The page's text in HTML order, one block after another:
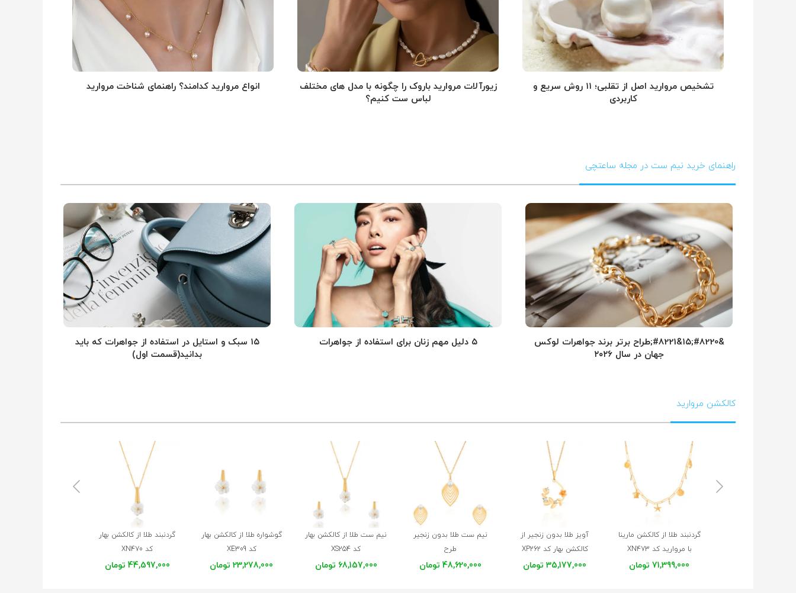
تشخیص مروارید اصل از تقلبی؛ ۱۱ روش سریع و
کاربردی
زیورآلات مروارید باروک را چگونه با مدل های مختلف
لباس ست کنیم؟
انواع مروارید کدامند؟ راهنمای شناخت مروارید
راهنمای خرید نیم ست در مجله ساعتچی
&#8220;۱۵&#8221;طراح برتر برند جواهرات لوکس
جهان در سال ۲۰۲۶
۵ دلیل مهم زنان برای استفاده از جواهرات
۱۵ سبک و استایل در استفاده از جواهرات که باید
بدانید(قسمت اول)
کالکشن مروارید
گردنبند طلا از کالکشن مارینا
با مروارید کد XN473
71,399,000 تومان
آویز طلا بدون زنجیر از
کالکشن بهار کد XP262
35,177,000 تومان
نیم ست طلا بدون زنجیر
طرح
برگ و مروارید کد XS255
48,620,000 تومان
نیم ست طلا از کالکشن بهار
کد XS254
68,157,000 تومان
گوشواره طلا از کالکشن بهار
کد XE309
23,278,000 تومان
گردنبند طلا از کالکشن بهار
کد XN470
44,597,000 تومان